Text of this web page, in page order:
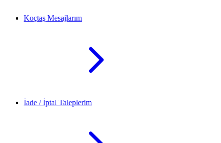
Koçtaş Mesajlarım
İade / İptal Taleplerim